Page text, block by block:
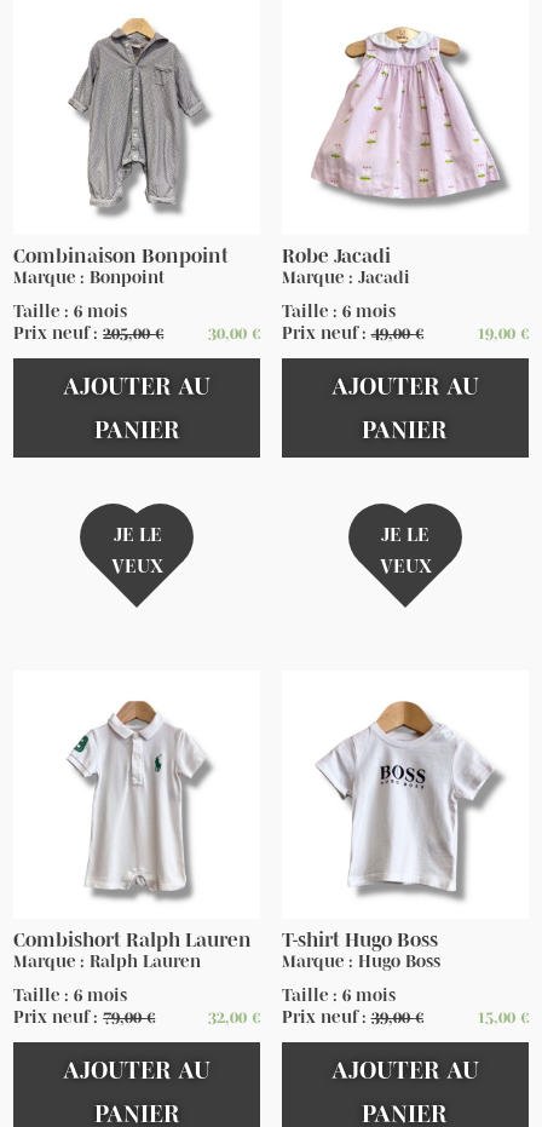
Combinaison Bonpoint
Marque : Bonpoint
Taille : 6 mois
Prix neuf :205,00€ 30,00 €
AJOUTER AU
PANIER
JE LE
VEUX
Robe Jacadi
Marque : Jacadi
Taille : 6 mois
Prix neuf :49,00€ 19,00 €
AJOUTER AU
PANIER
JE LE
VEUX
Combishort Ralph Lauren
Marque : Ralph Lauren
Taille : 6 mois
Prix neuf :79,00€ 32,00 €
AJOUTER AU
PANIER
T-shirt Hugo Boss
Marque : Hugo Boss
Taille : 6 mois
Prix neuf :39,00€ 15,00 €
AJOUTER AU
PANIER